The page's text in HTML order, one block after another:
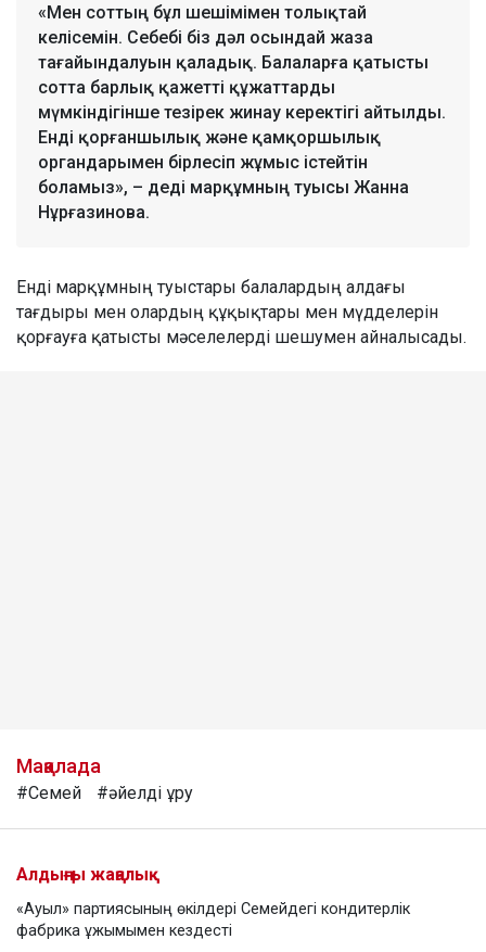
«Мен соттың бұл шешімімен толықтай
келісемін. Себебі біз дәл осындай жаза
тағайындалуын қаладық. Балаларға қатысты
сотта барлық қажетті құжаттарды
мүмкіндігінше тезірек жинау керектігі айтылды.
Енді қорғаншылық және қамқоршылық
органдарымен бірлесіп жұмыс істейтін
боламыз», – деді марқұмның туысы Жанна
Нұрғазинова.
Енді марқұмның туыстары балалардың алдағы
тағдыры мен олардың құқықтары мен мүдделерін
қорғауға қатысты мәселелерді шешумен айналысады.
Мақалада
#Семей #әйелді ұру
Алдыңғы жаңалық
«Ауыл» партиясының өкілдері Семейдегі кондитерлік
фабрика ұжымымен кездесті